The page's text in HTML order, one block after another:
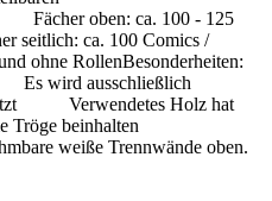
Fächer oben: ca. 100 - 125
ca. 100 Comics /
ohne RollenBesonderheiten:
wird ausschließlich
Verwendetes Holz hat
Tröge beinhalten
weiße Trennwände oben.